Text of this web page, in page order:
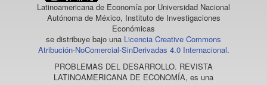
Latinoamericana de Economía por Universidad Nacional
Autónoma de México, Instituto de Investigaciones
Económicas
se distribuye bajo una Licencia Creative Commons
Atribución-NoComercial-SinDerivadas 4.0 Internacional.
PROBLEMAS DEL DESARROLLO. REVISTA
LATINOAMERICANA DE ECONOMÍA, es una